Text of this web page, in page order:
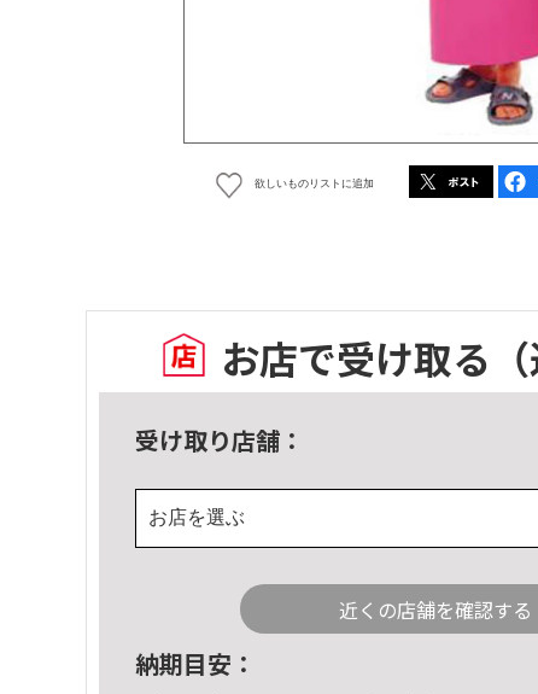
欲しいものリストに追加
お店で受け取る
受け取り店舗：
お店を選ぶ
近くの店舗を確認する
納期目安：